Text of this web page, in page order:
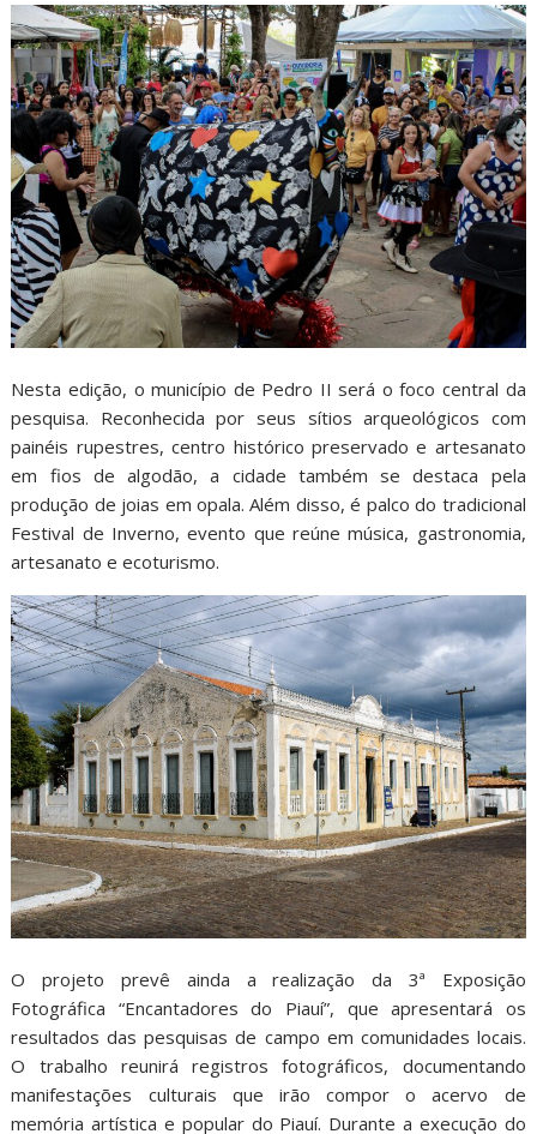
Nesta edição, o município de Pedro II será o foco central da
pesquisa. Reconhecida por seus sítios arqueológicos com
painéis rupestres, centro histórico preservado e artesanato
em fios de algodão, a cidade também se destaca pela
produção de joias em opala. Além disso, é palco do tradicional
Festival de Inverno, evento que reúne música, gastronomia,
artesanato e ecoturismo.
O projeto prevê ainda a realização da 3ª Exposição
Fotográfica “Encantadores do Piauí”, que apresentará os
resultados das pesquisas de campo em comunidades locais.
O trabalho reunirá registros fotográficos, documentando
manifestações culturais que irão compor o acervo de
memória artística e popular do Piauí. Durante a execução do